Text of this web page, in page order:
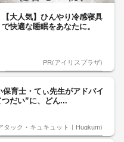
【大人気】ひんやり冷感寝具
で快適な睡眠をあなたに。
PR(アイリスプラザ)
保育士・てぃ先生がアドバイ
だい”に、どん...
タック・キュキュット｜Hugkum)